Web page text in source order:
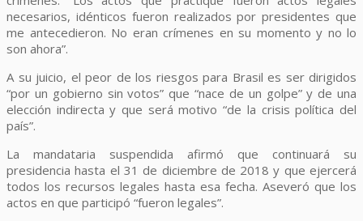
necesarios, idénticos fueron realizados por presidentes que
me antecedieron. No eran crímenes en su momento y no lo
son ahora”.
A su juicio, el peor de los riesgos para Brasil es ser dirigidos
“por un gobierno sin votos” que “nace de un golpe” y de una
elección indirecta y que será motivo “de la crisis política del
país”.
La mandataria suspendida afirmó que continuará su
presidencia hasta el 31 de diciembre de 2018 y que ejercerá
todos los recursos legales hasta esa fecha. Aseveró que los
actos en que participó “fueron legales”.